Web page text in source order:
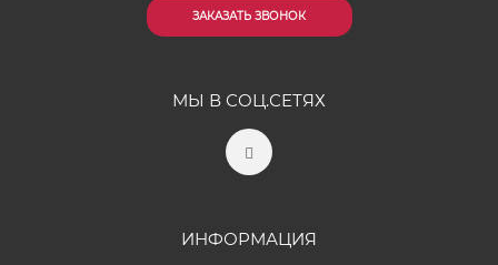
ЗАКАЗАТЬ ЗВОНОК
МЫ В СОЦ.СЕТЯХ
ИНФОРМАЦИЯ